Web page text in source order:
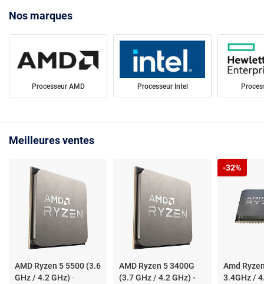
Nos marques
Processeur AMD Processeur Intel
Meilleures ventes
AMD Ryzen 5 5500 (3.6
GHz / 4.2 GHz) -
AMD Ryzen 5 3400G
(3.7 GHz / 4.2 GHz) -
Amd
3.4GHz /
-32%